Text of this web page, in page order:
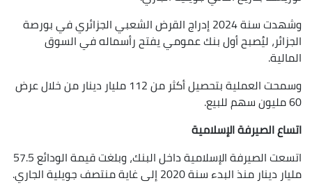
وشهدت سنة 2024 إدراج القرض الشعبي الجزائري في بورصة
الجزائر، ليُصبح أول بنك عمومي يفتح رأسماله في السوق
المالية.
وسمحت العملية بتحصيل أكثر من 112 مليار دينار من خلال عرض
60 مليون سهم للبيع.
اتساع الصيرفة الإسلامية
اتسعت الصيرفة الإسلامية داخل البنك، وبلغت قيمة الودائع 57.5
مليار دينار منذ البدء سنة 2020 إلى غاية منتصف جويلية الجاري.